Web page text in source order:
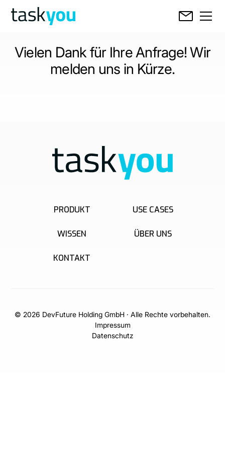
Vielen Dank für Ihre Anfrage! Wir
melden uns in Kürze.
PRODUKT USE CASES
WISSEN ÜBER UNS
KONTAKT
© 2026 DevFuture Holding GmbH · Alle Rechte vorbehalten.
Impressum
Datenschutz